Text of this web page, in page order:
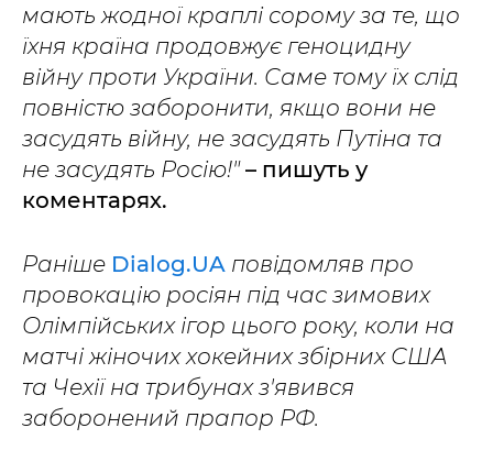
мають жодної краплі сорому за те, що
їхня країна продовжує геноцидну
війну проти України. Саме тому їх слід
повністю заборонити, якщо вони не
засудять війну, не засудять Путіна та
не засудять Росію!"– пишуть у
коментарях.
Раніше Dialog.UA повідомляв про
провокацію росіян під час зимових
Олімпійських ігор цього року, коли на
матчі жіночих хокейних збірних США
та Чехії на трибунах з'явився
заборонений прапор РФ.